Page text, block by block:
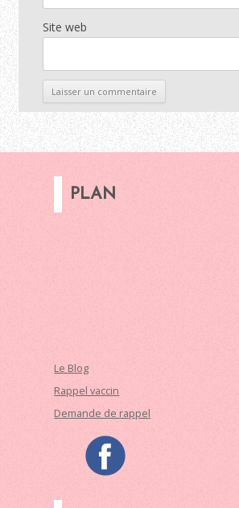
Site web
PLAN
Le Blog
Rappel vaccin
Demande de rappel